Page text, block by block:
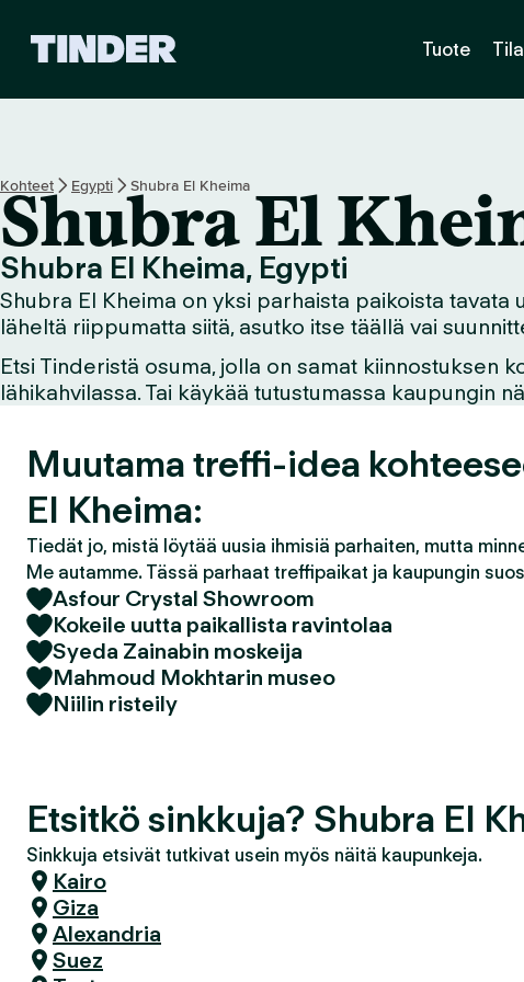
i
n
a
o
i
t
s
s
u
Tuote
Kohteet Egypti Shubra El Kheima
Shubra El
Shubra El Kheima, Egypti
Shubra El Kheima on yksi parhaista paikoista tavata
läheltä riippumatta siitä, asutko itse täällä vai
Etsi Tinderistä osuma, jolla on samat kiinnostuksen
lähikahvilassa. Tai käykää tutustumassa kaupungin
Muutama treffi-idea
El Kheima:
Tiedät jo, mistä löytää uusia ihmisiä parhaiten, mutta
Me autamme. Tässä parhaat treffipaikat ja kaupungin
Asfour Crystal Showroom
Kokeile uutta paikallista ravintolaa
Syeda Zainabin moskeija
Mahmoud Mokhtarin museo
Niilin risteily
Etsitkö sinkkuja? Shubra El
Sinkkuja etsivät tutkivat usein myös näitä kaupunkeja.
Kairo
Giza
Alexandria
Suez